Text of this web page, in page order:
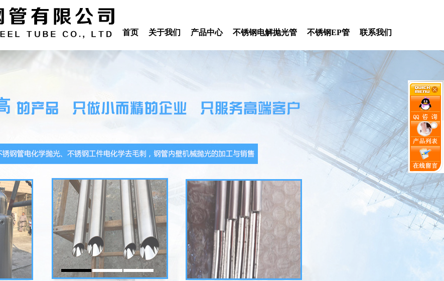
首页 关于我们 产品中心 不锈钢电解抛光管 不锈钢EP管 联系我们